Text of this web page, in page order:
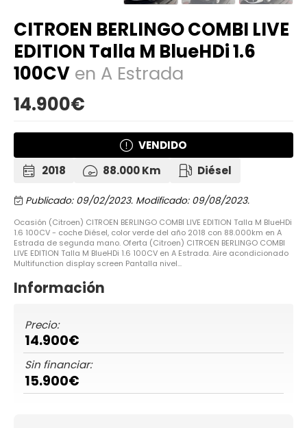
CITROEN BERLINGO COMBI LIVE
EDITION Talla M BlueHDi 1.6
100CV en A Estrada
14.900€
VENDIDO
2018
88.000 Km Diésel
Publicado: 09/02/2023. Modificado: 09/08/2023.
Ocasión (Citroen) CITROEN BERLINGO COMBI LIVE EDITION Talla M BlueHDi
1.6 100CV - coche Diésel, color verde del año 2018 con 88.000km en A
Estrada de segunda mano. Oferta (Citroen) CITROEN BERLINGO COMBI
LIVE EDITION Talla M BlueHDi 1.6 100CV en A Estrada. Aire acondicionado
Multifunction display screen Pantalla nivel...
Información
Precio:
14.900€
Sin financiar:
15.900€